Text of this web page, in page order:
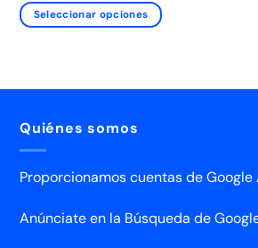
Seleccionar opciones
Quiénes somos
Proporcionamos cuentas de
Anúnciate en la Búsqueda de